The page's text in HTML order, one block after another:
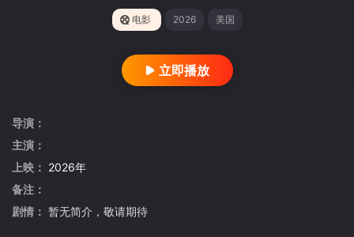
电影 2026 美国
立即播放
导演：
主演：
上映： 2026年
备注：
剧情： 暂无简介，敬请期待